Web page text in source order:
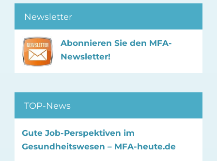
Newsletter
Abonnieren Sie den MFA-
Newsletter!
TOP-News
Gute Job-Perspektiven im
Gesundheitswesen – MFA-heute.de